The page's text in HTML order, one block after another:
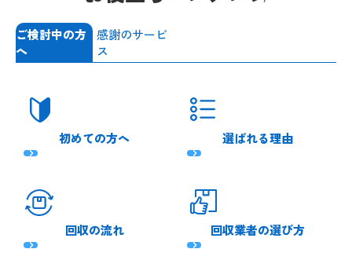
ご検討中の方
へ
感謝のサービ
ス
初めての方へ 選ばれる理由
回収の流れ 回収業者の選び方